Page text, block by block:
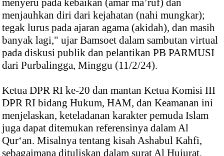
menyeru pada kebaikan (amar ma’ruf) dan
menjauhkan diri dari kejahatan (nahi mungkar);
tegak lurus pada ajaran agama (akidah), dan masih
banyak lagi," ujar Bamsoet dalam sambutan virtual
pada diskusi publik dan pelantikan PB PARMUSI
dari Purbalingga, Minggu (11/2/24).
Ketua DPR RI ke-20 dan mantan Ketua Komisi III
DPR RI bidang Hukum, HAM, dan Keamanan ini
menjelaskan, keteladanan karakter pemuda Islam
juga dapat ditemukan referensinya dalam Al
Qur‘an. Misalnya tentang kisah Ashabul Kahfi,
sebagaimana dituliskan dalam surat Al Hujurat,